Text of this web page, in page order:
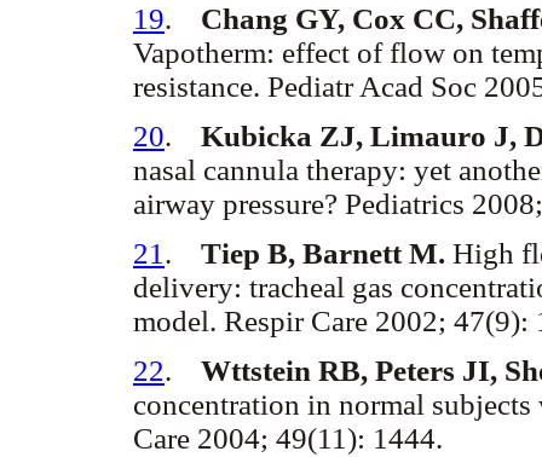
19. Chang GY, Cox CC,
Vapotherm: effect of flow on
resistance. Pediatr Acad Soc
20. Kubicka ZJ, Limauro J,
nasal cannula therapy: yet
airway pressure? Pediatrics
21 . Tiep B, Barnett M. High
delivery: tracheal gas
model. Respir Care 2002;
22. Wttstein RB, Peters JI,
concentration in normal
Care 2004; 49(11): 1444.